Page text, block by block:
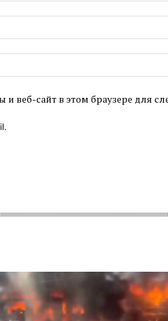
и веб-сайт в этом браузере для